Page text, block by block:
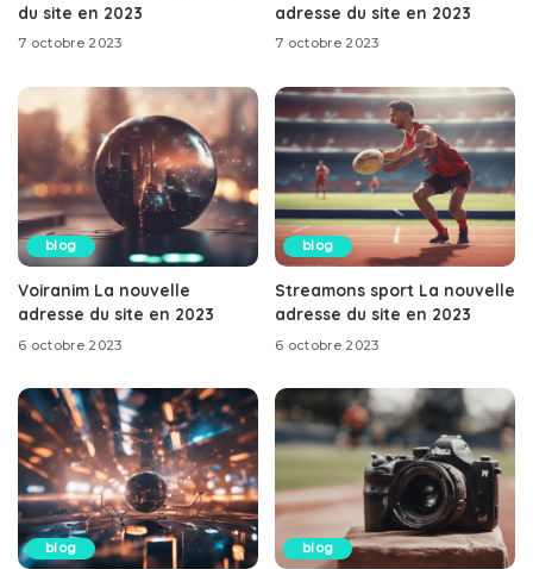
du site en 2023
7 octobre 2023
adresse du site en 2023
7 octobre 2023
blog
Voiranim La nouvelle
adresse du site en 2023
6 octobre 2023
blog
Streamons sport La nouvelle
adresse du site en 2023
6 octobre 2023
blog blog